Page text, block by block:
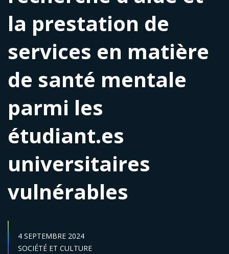
la prestation de
services en matière
de santé mentale
parmi les
étudiant.es
universitaires
vulnérables
DATE DE PUBLICATION :
4 SEPTEMBRE 2024
Secteur :
SOCIÉTÉ ET CULTURE